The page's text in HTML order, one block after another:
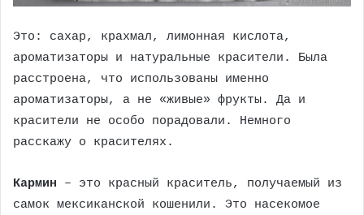
Это: сахар, крахмал, лимонная кислота,
ароматизаторы и натуральные красители. Была
расстроена, что использованы именно
ароматизаторы, а не «живые» фрукты. Да и
красители не особо порадовали. Немного
расскажу о красителях.
Кармин – это красный краситель, получаемый из
самок мексиканской кошенили. Это насекомое